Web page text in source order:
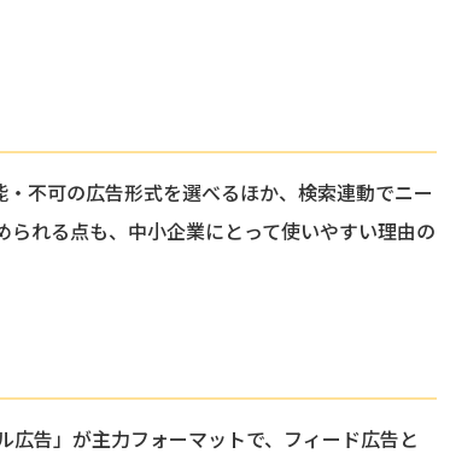
不可の広告形式を選べるほか、検索連動でニー
れる点も、中小企業にとって使いやすい理由の
告」が主力フォーマットで、フィード広告と